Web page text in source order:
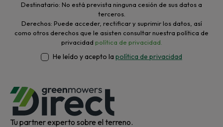
Destinatario: No está prevista ninguna cesión de sus datos a
terceros.
Derechos: Puede acceder, rectificar y suprimir los datos, así
como otros derechos que le asisten consultar nuestra política de
privacidad política de privacidad.
He leído y acepto la política de privacidad
Tu partner experto sobre el terreno.